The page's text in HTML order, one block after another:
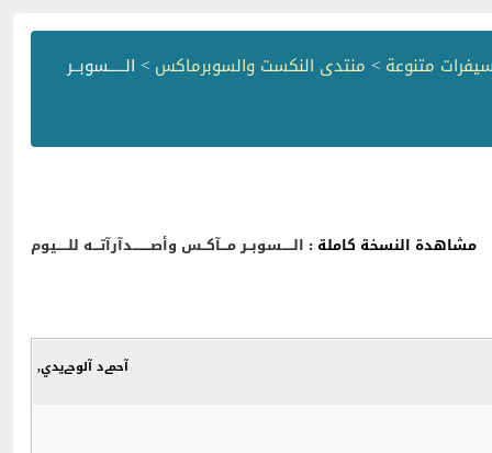
متنوعة > منتدى النكست والسوبرماكس > الـــــسوبــر
مشاهدة النسخة كاملة : الـــــسوبــر مـــآكــس وأصــــــــدآرآتـــه للـــــيوم
آحمےد آلوحےيدي,